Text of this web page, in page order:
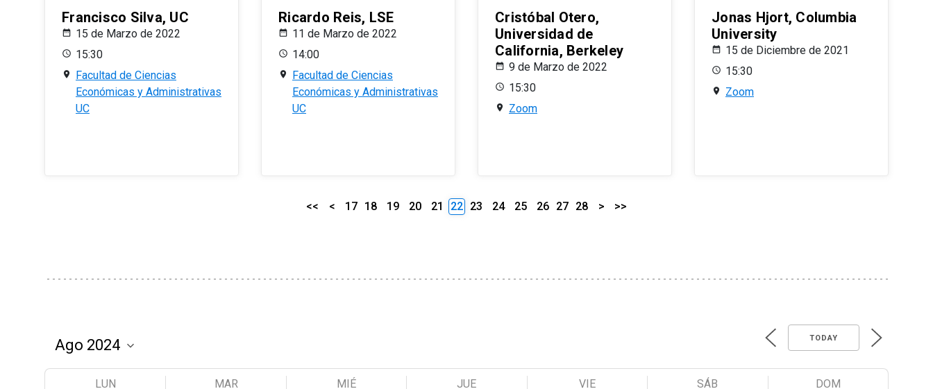
Francisco Silva, UC
15 de Marzo de 2022
15:30
Facultad de Ciencias
Económicas y Administrativas
UC
Ricardo Reis, LSE
11 de Marzo de 2022
14:00
Facultad de Ciencias
Económicas y Administrativas
UC
Cristóbal Otero,
Universidad de
California, Berkeley
9 de Marzo de 2022
15:30
Zoom
Jonas Hjort, Columbia
University
15 de Diciembre de 2021
15:30
Zoom
<< < 17 18 19 20 21 22 23 24 25 26 27 28 > >>
TODAY
LUN MAR MIÉ JUE VIE SÁB DOM